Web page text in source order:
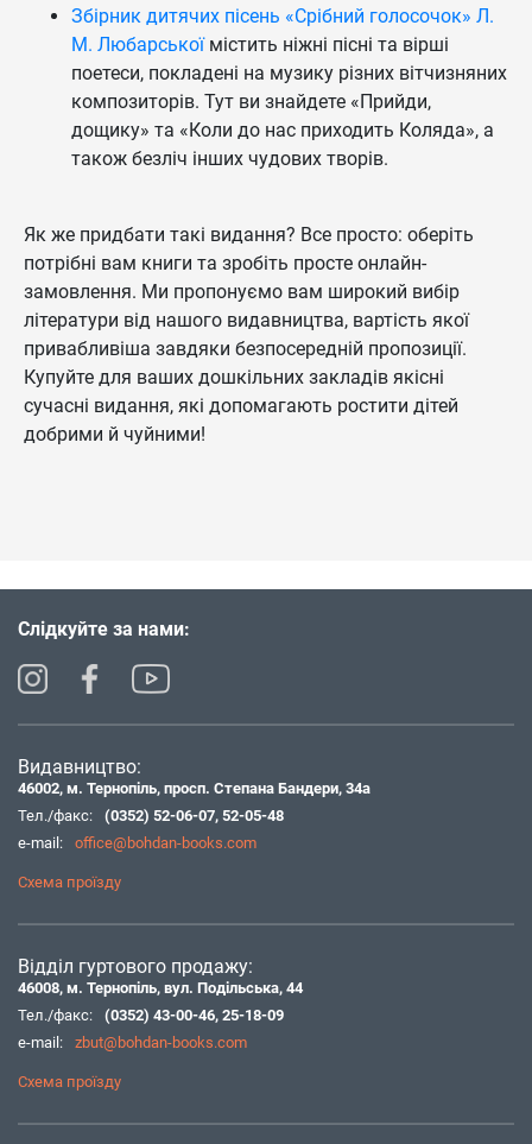
Збірник дитячих пісень «Срібний голосочок» Л.
М. Любарськоїмістить ніжні пісні та вірші
поетеси, покладені на музику різних вітчизняних
композиторів. Тут ви знайдете «Прийди,
дощику» та «Коли до нас приходить Коляда», а
також безліч інших чудових творів.
Як же придбати такі видання? Все просто: оберіть
потрібні вам книги та зробіть просте онлайн-
замовлення. Ми пропонуємо вам широкий вибір
літератури від нашого видавництва, вартість якої
привабливіша завдяки безпосередній пропозиції.
Купуйте для ваших дошкільних закладів якісні
сучасні видання, які допомагають ростити дітей
добрими й чуйними!
Слідкуйте за нами:
Видавництво:
46002, м. Тернопіль, просп. Степана Бандери, 34а
Тел./факс:
(0352) 52-06-07, 52-05-48
e-mail:
office@bohdan-books.com
Схема проїзду
Відділ гуртового продажу:
46008, м. Тернопіль, вул. Подільська, 44
Тел./факс:
(0352) 43-00-46, 25-18-09
e-mail:
zbut@bohdan-books.com
Схема проїзду